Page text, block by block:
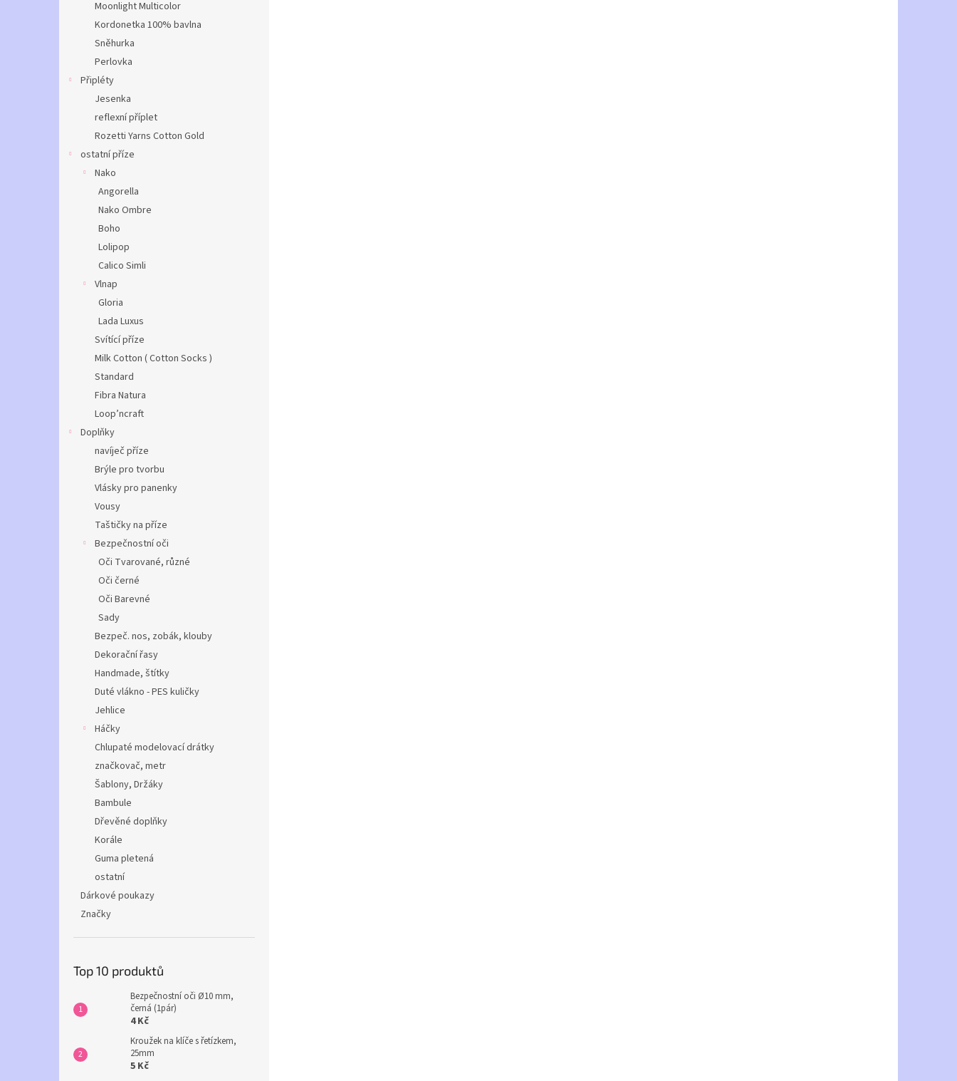
Moonlight Multicolor
Kordonetka 100% bavlna
Sněhurka
Perlovka
Připléty
Jesenka
reflexní příplet
Rozetti Yarns Cotton Gold
ostatní příze
Nako
Angorella
Nako Ombre
Boho
Lolipop
Calico Simli
Vlnap
Gloria
Lada Luxus
Svítící příze
Milk Cotton ( Cotton Socks )
Standard
Fibra Natura
Loop’ncraft
Doplňky
navíječ příze
Brýle pro tvorbu
Vlásky pro panenky
Vousy
Taštičky na příze
Bezpečnostní oči
Oči Tvarované, různé
Oči černé
Oči Barevné
Sady
Bezpeč. nos, zobák, klouby
Dekorační řasy
Handmade, štítky
Duté vlákno - PES kuličky
Jehlice
Háčky
Chlupaté modelovací drátky
značkovač, metr
Šablony, Držáky
Bambule
Dřevěné doplňky
Korále
Guma pletená
ostatní
Dárkové poukazy
Značky
Top 10 produktů
Bezpečnostní oči Ø10 mm,
černá (1pár)
4 Kč
Kroužek na klíče s řetízkem,
25mm
5 Kč